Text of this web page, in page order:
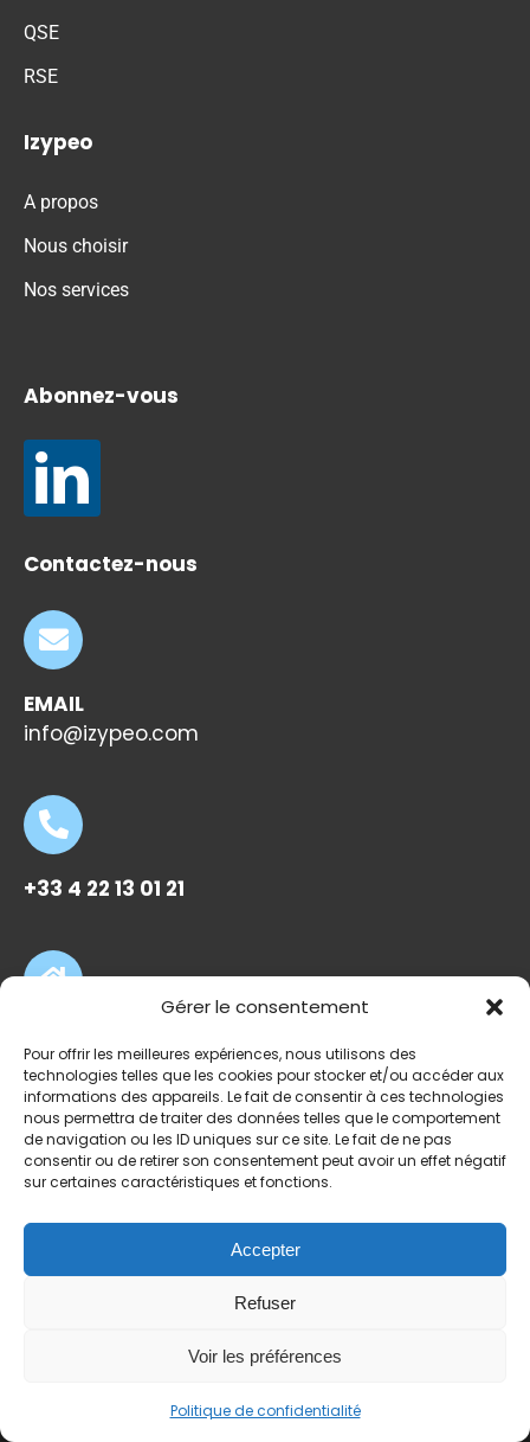
Gérer le consentement
Pour offrir les meilleures expériences, nous utilisons des
technologies telles que les cookies pour stocker et/ou accéder aux
informations des appareils. Le fait de consentir à ces technologies
nous permettra de traiter des données telles que le comportement
de navigation ou les ID uniques sur ce site. Le fait de ne pas
consentir ou de retirer son consentement peut avoir un effet négatif
sur certaines caractéristiques et fonctions.
Accepter
Refuser
Voir les préférences
Politique de confidentialité
QSE
RSE
Izypeo
A propos
Nous choisir
Nos services
Abonnez-vous
Contactez-nous
EMAIL
info@izypeo.com
+33 4 22 13 01 21
ADRESSE
2405 route des Dolines
CS10065
06560 Valbonne Sophia-Antipolis